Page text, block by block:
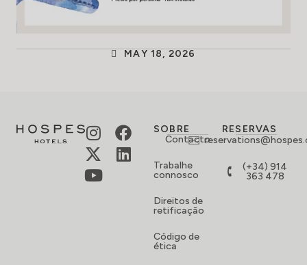
MAY 18, 2026
SOBRE
Contacto
Trabalhe
connosco
Direitos de
retificação
Código de
ética
RESERVAS
(+34) 914
363 478